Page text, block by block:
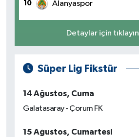
10 Alanyaspor
Detaylar için tıklayın
Süper Lig Fikstür
14 Ağustos, Cuma
Galatasaray - Çorum FK
15 Ağustos, Cumartesi